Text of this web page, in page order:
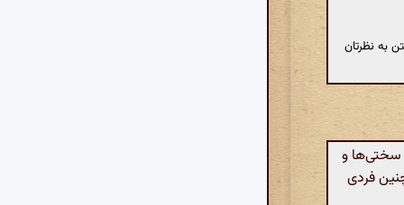
به نظرتان
سختی‌ها و
فردی